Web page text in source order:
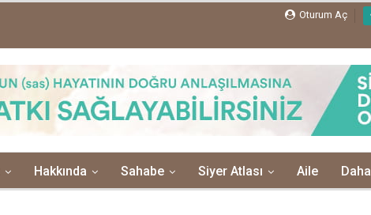
Oturum Aç
Hakkında Sahabe Siyer Atlası Aile Daha